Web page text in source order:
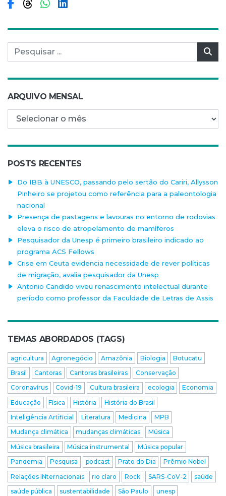
Compartilhar no Facebook
Compartilhar no Threads
Compartilhar no WhatsApp
Compartilhar no LinkedIn
Pesquisar por:
ARQUIVO MENSAL
Arquivo mensal
POSTS RECENTES
Do IBB à UNESCO, passando pelo sertão do Cariri, Allysson
Pinheiro se projetou como referência para a paleontologia
nacional
Presença de pastagens e lavouras no entorno de rodovias
eleva o risco de atropelamento de mamíferos
Pesquisador da Unesp é primeiro brasileiro indicado ao
programa ACS Fellows
Crise em Ceuta evidencia necessidade de rever políticas
de migração, avalia pesquisador da Unesp
Antonio Candido viveu renascimento intelectual durante
período como professor da Faculdade de Letras de Assis
TEMAS ABORDADOS (TAGS)
agricultura Agronegócio Amazônia Biologia
Botucatu
Brasil
Cantoras Cantoras brasileiras
Conservação
Coronavírus
Covid-19 Cultura brasileira ecologia
Economia
Educação
Física História
História do Brasil
Inteligência Artificial
Literatura Medicina
MPB
Mudança climática
mudanças climáticas
Música
Música brasileira
Música instrumental
Música popular
Pandemia
Pesquisa podcast Prato do Dia
Prêmio Nobel
Relações INternacionais
rio claro Rock SARS-CoV-2
saúde
saúde pública
sustentabilidade São Paulo
unesp